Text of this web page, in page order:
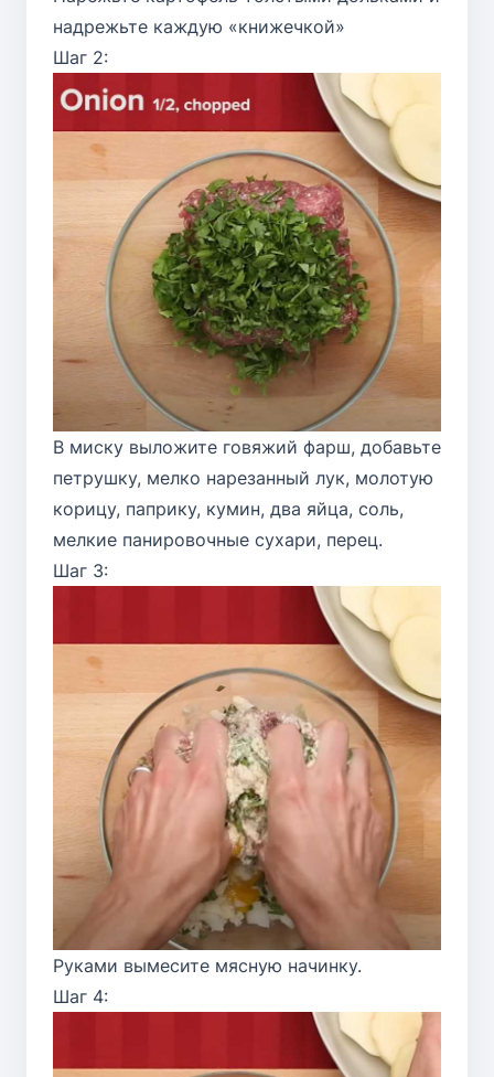
надрежьте каждую «книжечкой»
Шаг 2:
В миску выложите говяжий фарш, добавьте
петрушку, мелко нарезанный лук, молотую
корицу, паприку, кумин, два яйца, соль,
мелкие панировочные сухари, перец.
Шаг 3:
Руками вымесите мясную начинку.
Шаг 4: